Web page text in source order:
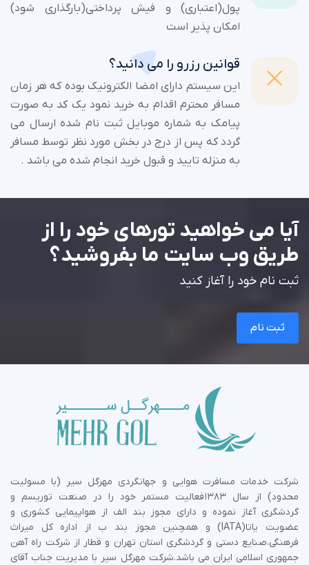
پول(اعتباری) و فیش پرداختی(بارگذاری شود)
امکان پذیر است
قوانین رزرو را می دانید؟
این سیستم دارای امضا الکترونیک بوده که هر زمان
مسافر محترم اقدام به خرید نمود یک کد به صورت
پیامک به شماره موبایل ثبت نام شده ارسال می
گردد که پس از درج در بخش مورد نظر توسط مسافر
به منزله تایید و قبول خرید انجام شده می باشد .
آیا می خواهید تورهای خود را از
طریق وب سایت ما بفروشید؟
ثبت نام خود را آغاز کنید
ثبت نام
شرکت خدمات مسافرت هوایی و جهانگردی مهرگل سیر (با مسولیت
محدود) از سال 1383فعالیت مستمر خود را در صنعت توریسم و
گردشگری آغاز نموده و دارای مجوز بند الف از هواپیمایی کشوری و
عضویت یاتا(IATA) و همچنین مجوز بند ب از اداره کل میراث
فرهنگی،صنایع دستی و گردشگری استان تهران و قطار از شرکت راه آهن
جمهوری اسلامی ایران می باشد.شرکت مهرگل سیر با مدیریت جناب آقای